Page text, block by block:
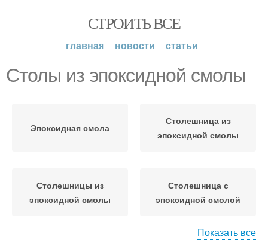
СТРОИТЬ ВСЕ
главная новости статьи
Столы из эпоксидной смолы
Эпоксидная смола
Столешница из
эпоксидной смолы
Столешницы из
эпоксидной смолы
Столешница с
эпоксидной смолой
Показать все